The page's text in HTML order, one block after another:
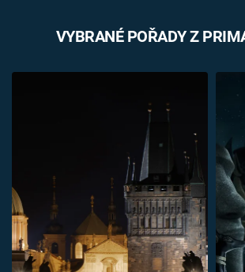
VYBRANÉ POŘADY Z